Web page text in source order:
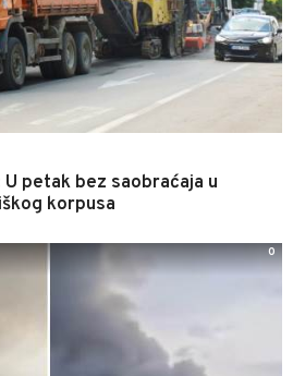
petak bez saobraćaja u
korpusa
0